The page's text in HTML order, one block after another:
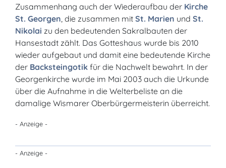
Zusammenhang auch der Wiederaufbau der Kirche
St. Georgen, die zusammen mit St. Marien und St.
Nikolai zu den bedeutenden Sakralbauten der
Hansestadt zählt. Das Gotteshaus wurde bis 2010
wieder aufgebaut und damit eine bedeutende Kirche
der Backsteingotik für die Nachwelt bewahrt. In der
Georgenkirche wurde im Mai 2003 auch die Urkunde
über die Aufnahme in die Welterbeliste an die
damalige Wismarer Oberbürgermeisterin überreicht.
- Anzeige -
- Anzeige -